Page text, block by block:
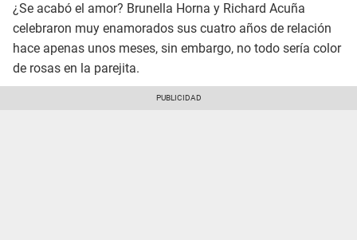
¿Se acabó el amor? Brunella Horna y Richard Acuña
celebraron muy enamorados sus cuatro años de relación
hace apenas unos meses, sin embargo, no todo sería color
de rosas en la parejita.